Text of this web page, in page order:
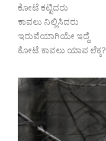
ಕೋಟೆ ಕಟ್ಟಿದರು
ಕಾವಲು ನಿಲ್ಲಿಸಿದರು
ಇರುವೆಯಾಗಿಯೇ ಇದ್ದೆ
ಕೋಟೆ ಕಾವಲು ಯಾವ ಲೆಕ್ಕ?